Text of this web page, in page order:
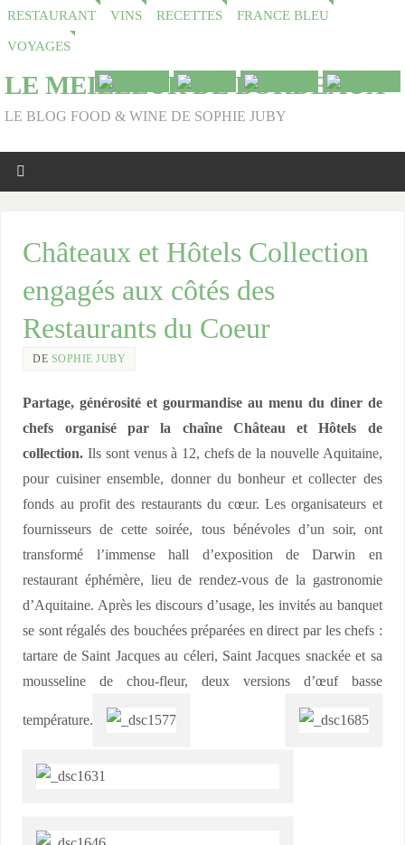
RESTAURANT VINS RECETTES FRANCE BLEU
VOYAGES
LE MEILLEUR DE BORDEAUX
LE BLOG FOOD & WINE DE SOPHIE JUBY
Châteaux et Hôtels Collection
engagés aux côtés des
Restaurants du Coeur
DE SOPHIE JUBY
Partage, générosité et gourmandise au menu du diner de
chefs organisé par la chaîne Château et Hôtels de
collection. Ils sont venus à 12, chefs de la nouvelle Aquitaine,
pour cuisiner ensemble, donner du bonheur et collecter des
fonds au profit des restaurants du cœur. Les organisateurs et
fournisseurs de cette soirée, tous bénévoles d’un soir, ont
transformé l’immense hall d’exposition de Darwin en
restaurant éphémère, lieu de rendez-vous de la gastronomie
d’Aquitaine. Après les discours d’usage, les invités au banquet
se sont régalés des bouchées préparées en direct par les chefs :
tartare de Saint Jacques au céleri, Saint Jacques snackée et sa
mousseline de chou-fleur, deux versions d’œuf basse
température.